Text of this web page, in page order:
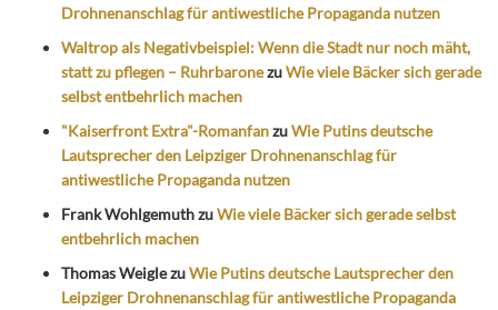
Drohnenanschlag für antiwestliche Propaganda nutzen
Waltrop als Negativbeispiel: Wenn die Stadt nur noch mäht,
statt zu pflegen – RuhrbaronezuWie viele Bäcker sich gerade
selbst entbehrlich machen
"Kaiserfront Extra"-RomanfanzuWie Putins deutsche
Lautsprecher den Leipziger Drohnenanschlag für
antiwestliche Propaganda nutzen
Frank WohlgemuthzuWie viele Bäcker sich gerade selbst
entbehrlich machen
Thomas WeiglezuWie Putins deutsche Lautsprecher den
Leipziger Drohnenanschlag für antiwestliche Propaganda